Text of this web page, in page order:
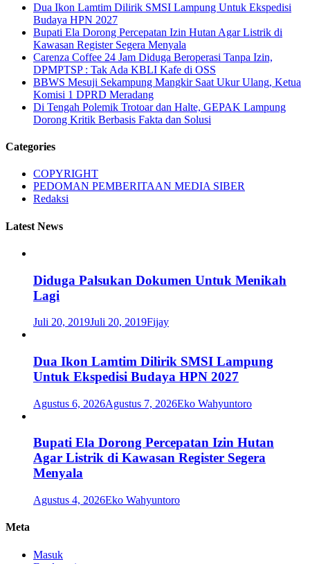
Dua Ikon Lamtim Dilirik SMSI Lampung Untuk Ekspedisi
Budaya HPN 2027
Bupati Ela Dorong Percepatan Izin Hutan Agar Listrik di
Kawasan Register Segera Menyala
Carenza Coffee 24 Jam Diduga Beroperasi Tanpa Izin,
DPMPTSP : Tak Ada KBLI Kafe di OSS
BBWS Mesuji Sekampung Mangkir Saat Ukur Ulang, Ketua
Komisi 1 DPRD Meradang
Di Tengah Polemik Trotoar dan Halte, GEPAK Lampung
Dorong Kritik Berbasis Fakta dan Solusi
Categories
COPYRIGHT
PEDOMAN PEMBERITAAN MEDIA SIBER
Redaksi
Latest News
Diduga Palsukan Dokumen Untuk Menikah
Lagi
Juli 20, 2019Juli 20, 2019Fijay
Dua Ikon Lamtim Dilirik SMSI Lampung
Untuk Ekspedisi Budaya HPN 2027
Agustus 6, 2026Agustus 7, 2026Eko Wahyuntoro
Bupati Ela Dorong Percepatan Izin Hutan
Agar Listrik di Kawasan Register Segera
Menyala
Agustus 4, 2026Eko Wahyuntoro
Meta
Masuk